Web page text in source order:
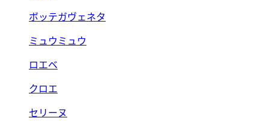
ボッテガヴェネタ
ミュウミュウ
ロエベ
クロエ
セリーヌ